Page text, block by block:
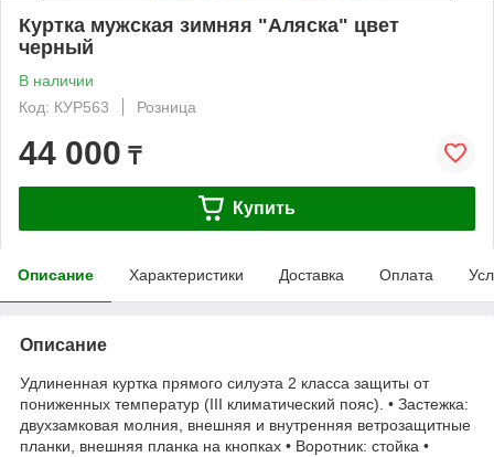
Куртка мужская зимняя "Аляска" цвет
черный
В наличии
Код: КУР563
Розница
44 000 ₸
Купить
Описание Характеристики Доставка Оплата
Описание
Удлиненная куртка прямого силуэта 2 класса защиты от
пониженных температур (III климатический пояс). • Застежка:
двухзамковая молния, внешняя и внутренняя ветрозащитные
планки, внешняя планка на кнопках • Воротник: стойка •